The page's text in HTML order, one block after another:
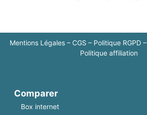
Mentions Légales– CGS – Politique RGPD–
Politique affiliation
Comparer
Box internet